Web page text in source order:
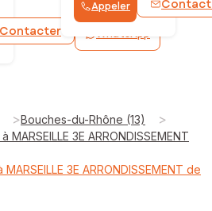
Contacter WhatsApp
Appeler
>Bouches-du-Rhône (13) >
MARSEILLE 3E ARRONDISSEMENT
3E ARRONDISSEMENT de